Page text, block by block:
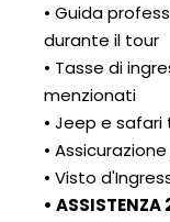
• Guida
durante il tour
• Tasse di
menzionati
• Jeep e
•
• Visto
•